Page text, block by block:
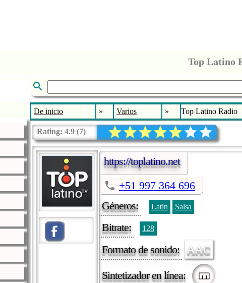
Top Latino
De inicio » Varios » Top Latino Radio
Rating: 4.9 (7)
https://toplatino.net
+51 997 364 696
Géneros:
Latin Salsa
Bitrate: 128
Formato de sonido: AAC
Sintetizador en línea: